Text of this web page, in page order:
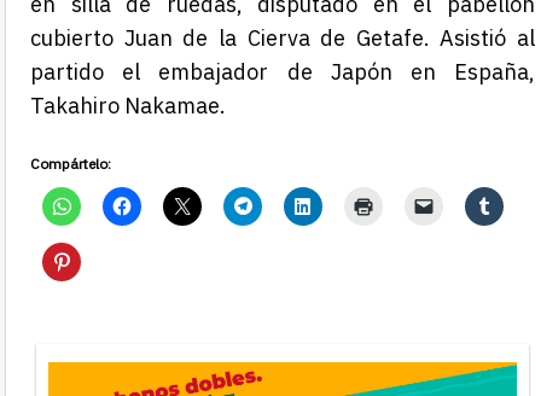
cubierto Juan de la Cierva de Getafe. Asistió al
partido el embajador de Japón en España,
Takahiro Nakamae.
Compártelo: